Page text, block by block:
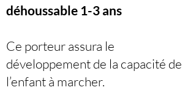
déhoussable 1-3 ans
Ce porteur assura le
développement de la capacité de
l’enfant à marcher.